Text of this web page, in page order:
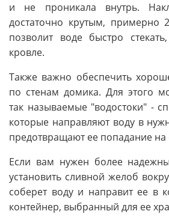
и не проникала внутрь.
достаточно крутым, примерно
позволит воде быстро
кровле.
Также важно обеспечить
по стенам домика. Для этого
так называемые "водостоки" -
которые направляют воду в
предотвращают ее попадание на
Если вам нужен более
установить сливной желоб
соберет воду и направит ее в
контейнер, выбранный для ее